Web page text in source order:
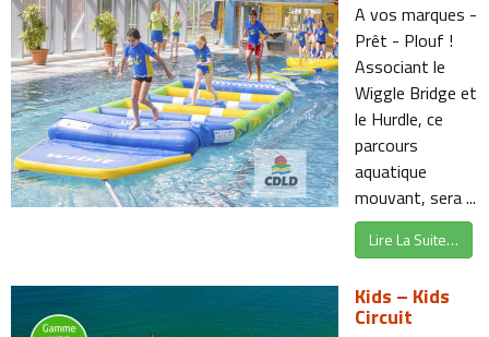
A vos marques -
Prêt - Plouf !
Associant le
Wiggle Bridge et
le Hurdle, ce
parcours
aquatique
mouvant, sera ...
Lire La Suite…
Kids – Kids
Circuit